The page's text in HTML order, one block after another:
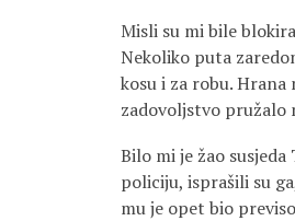
Misli su mi bile
Nekoliko puta
kosu i za robu.
zadovoljstvo pružalo
Bilo mi je žao
policiju, isprašili su
mu je opet bio